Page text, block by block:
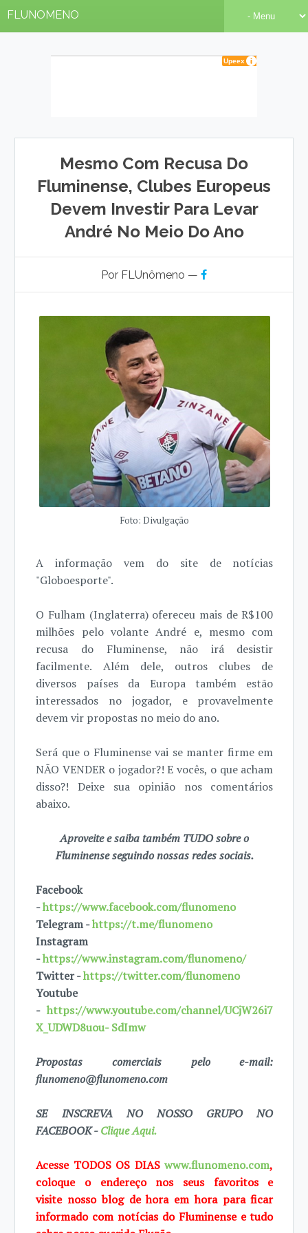
FLUNOMENO
Mesmo Com Recusa Do
Fluminense, Clubes Europeus
Devem Investir Para Levar
André No Meio Do Ano
Por FLUnômeno —
Foto: Divulgação
A informação vem do site de notícias
"Globoesporte".
O Fulham (Inglaterra) ofereceu mais de R$100
milhões pelo volante André e, mesmo com
recusa do Fluminense, não irá desistir
facilmente. Além dele, outros clubes de
diversos países da Europa também estão
interessados no jogador, e provavelmente
devem vir propostas no meio do ano.
Será que o Fluminense vai se manter firme em
NÃO VENDER o jogador?! E vocês, o que acham
disso?! Deixe sua opinião nos comentários
abaixo.
Aproveite e saiba também TUDO sobre o
Fluminense seguindo nossas redes sociais.
Facebook
-https://www.facebook.com/flunomeno
Telegram -https://t.me/flunomeno
Instagram
-https://www.instagram.com/flunomeno/
Twitter -https://twitter.com/flunomeno
Youtube
-https://www.youtube.com/channel/UCjW26i7
X_UDWD8uou- SdImw
Propostas comerciais pelo e-mail:
flunomeno@flunomeno.com
SE INSCREVA NO NOSSO GRUPO NO
FACEBOOK -Clique Aqui.
Acesse TODOS OS DIASwww.flunomeno.com,
coloque o endereço nos seus favoritos e
visite nosso blog dehora em hora para ficar
informado com notícias do Fluminense e tudo